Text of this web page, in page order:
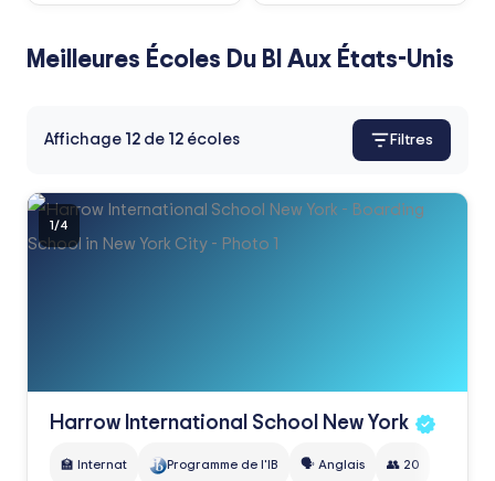
Meilleures Écoles Du BI Aux États-Unis
Affichage 12 de 12 écoles Filtres
1/4
Harrow International School New York
🏫 Internat Programme de l'IB 🗣️ Anglais 👥 20